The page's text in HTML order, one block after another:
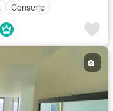
Conserje